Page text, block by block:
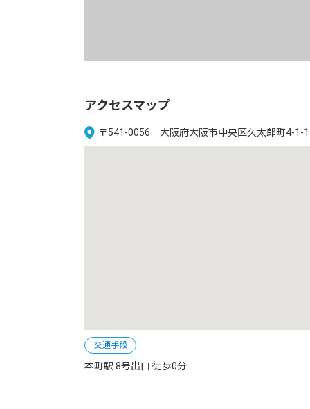
アクセスマップ
〒541-0056 大阪府大阪市中央区久太郎町4-1-
交通手段
本町駅 8号出口 徒歩0分